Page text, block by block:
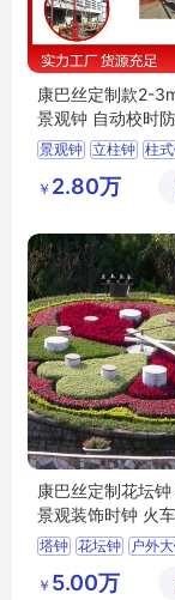
康巴丝定制款2-
景观钟 自动校时
式钟
景观钟 立柱钟 柱
公园景观钟
￥ 2.80万
康巴丝定制花坛
景观装饰时钟 火
塔钟 花坛钟
户外
￥ 5.00万